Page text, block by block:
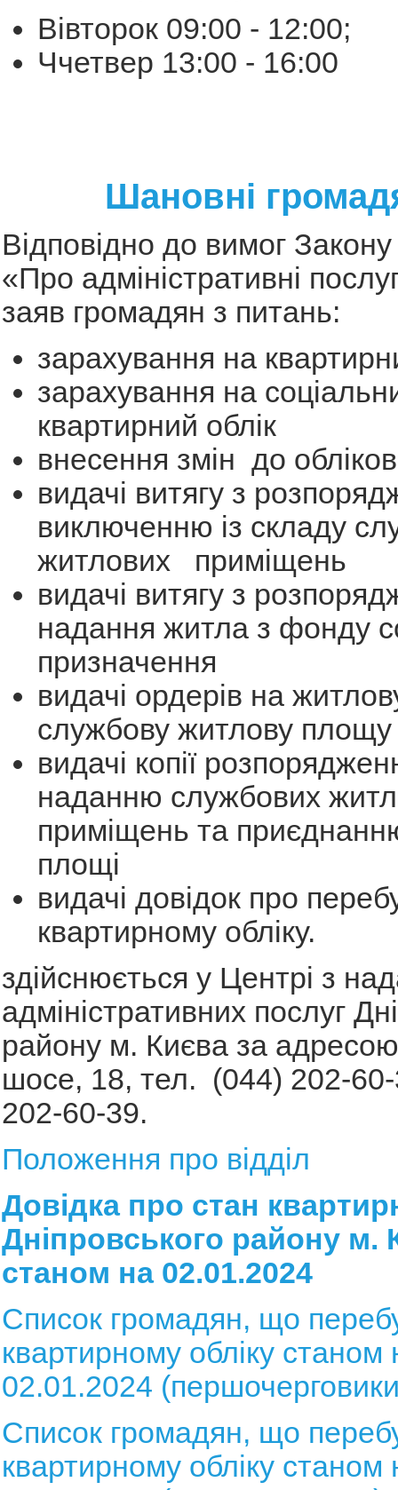
Вівторок 09:00 - 12:00;
Ччетвер 13:00 - 16:00
Шановні
Відповідно до вимог Закону
«Про адміністративні
заяв громадян з питань:
зарахування на
зарахування на
квартирний облік
внесення змін до
видачі витягу з
виключенню із складу
житлових приміщень
видачі витягу з
надання житла з фонду
призначення
видачі ордерів на
службову житлову площу
видачі копії
наданню службових
приміщень та
площі
видачі довідок про
квартирному обліку.
здійснюється у Центрі з
адміністративних послуг
району м. Києва за адресою
шосе, 18, тел. (044) 202-
202-60-39.
Положення про відділ
Довідка про стан
Дніпровського району м.
станом на 02.01.2024
Список громадян, що
квартирному обліку станом
02.01.2024
Список громадян, що
квартирному обліку станом